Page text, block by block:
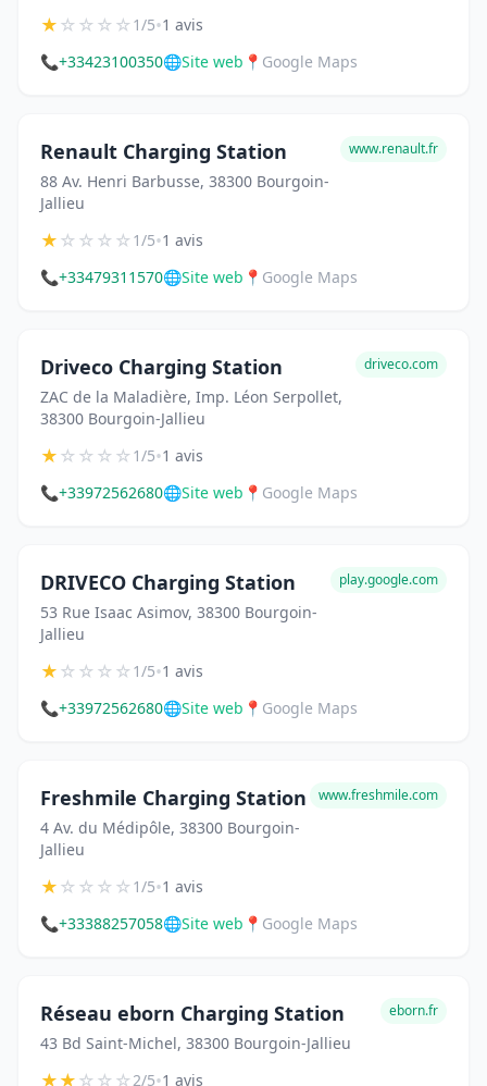
★☆☆☆☆1/5•1 avis
📞+33423100350🌐Site web 📍 Google Maps
Renault Charging Station
88 Av. Henri Barbusse, 38300 Bourgoin-
Jallieu
www.renault.fr
★☆☆☆☆1/5•1 avis
📞+33479311570🌐Site web 📍 Google Maps
Driveco Charging Station
ZAC de la Maladière, Imp. Léon Serpollet,
38300 Bourgoin-Jallieu
driveco.com
★☆☆☆☆1/5•1 avis
📞+33972562680🌐Site web 📍 Google Maps
DRIVECO Charging Station
53 Rue Isaac Asimov, 38300 Bourgoin-
Jallieu
play.google.com
★☆☆☆☆1/5•1 avis
📞+33972562680🌐Site web 📍 Google Maps
Freshmile Charging Station
4 Av. du Médipôle, 38300 Bourgoin-
Jallieu
www.freshmile.com
★☆☆☆☆1/5•1 avis
📞+33388257058🌐Site web 📍 Google Maps
Réseau eborn Charging Station
43 Bd Saint-Michel, 38300 Bourgoin-Jallieu
eborn.fr
★★☆☆☆2/5•1 avis